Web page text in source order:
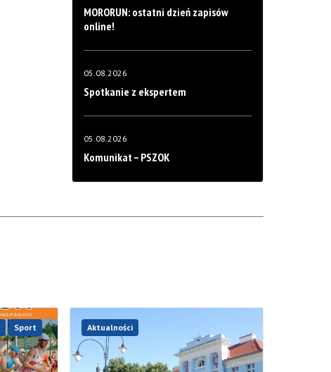
MORORUN: ostatni dzień zapisów
online!
05.08.2026
Spotkanie z ekspertem
05.08.2026
Komunikat – PSZOK
Sport Aktualności